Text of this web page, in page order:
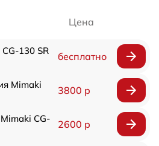
Цена
130 SR
бесплатно
Mimaki
3800 р
CG-
2600 р